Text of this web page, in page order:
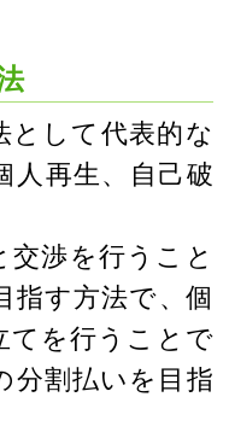
として代表的な
人再生、自己破
交渉を行うこと
指す方法で、個
てを行うことで
分割払いを目指